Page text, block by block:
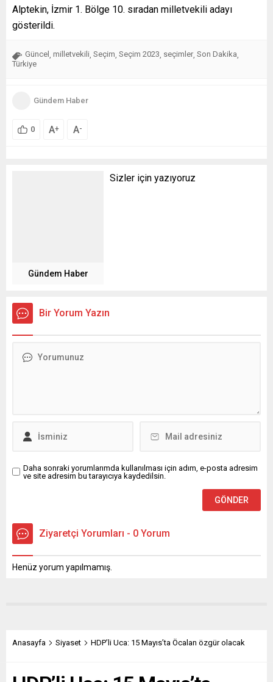
Alptekin, İzmir 1. Bölge 10. sıradan milletvekili adayı
gösterildi.
Güncel milletvekili Seçim Seçim 2023 seçimler Son Dakika
Türkiye
Gündem Haber
0 A+ A-
Gündem Haber
Sizler için yazıyoruz
Bir Yorum Yazın
Daha sonraki yorumlarımda kullanılması için adım, e-posta adresim
ve site adresim bu tarayıcıya kaydedilsin.
Ziyaretçi Yorumları - 0 Yorum
Henüz yorum yapılmamış.
Anasayfa Siyaset HDP’li Uca: 15 Mayıs’ta Öcalan özgür olacak